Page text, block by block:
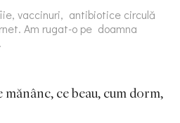
vaccinuri, antibiotice circulă
Am rugat-o pe doamna
ce beau, cum dorm,